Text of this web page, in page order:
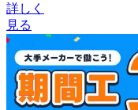
詳しく
見る